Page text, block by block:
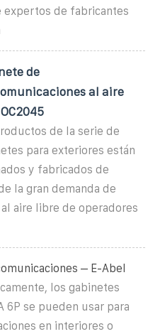
expertos de fabricantes
de
al aire
de la serie de
para exteriores están
y fabricados de
la gran demanda de
aire libre de operadores
– E-Abel
los gabinetes
6P se pueden usar para
en interiores o